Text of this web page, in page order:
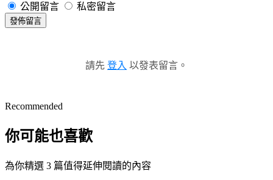
公開留言 私密留言
發佈留言
請先 登入 以發表留言。
Recommended
你可能也喜歡
為你精選 3 篇值得延伸閱讀的內容